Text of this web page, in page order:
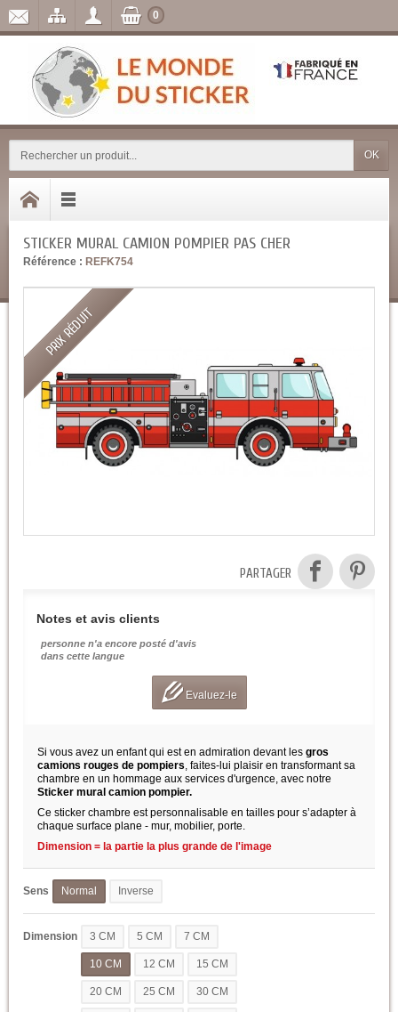
OK
0
STICKER MURAL CAMION POMPIER PAS CHER
Référence : REFK754
PRIX RÉDUIT
PARTAGER
Notes et avis clients
personne n'a encore posté d'avis
dans cette langue
Evaluez-le
Si vous avez un enfant qui est en admiration devant les gros
camions rouges de pompiers, faites-lui plaisir en transformant sa
chambre en un hommage aux services d'urgence, avec notre
Sticker mural camion pompier.
Ce sticker chambre est personnalisable en tailles pour s’adapter à
chaque surface plane - mur, mobilier, porte.
Dimension = la partie la plus grande de l'image
Sens Normal Inverse
Dimension 3 CM 5 CM 7 CM
10 CM 12 CM 15 CM
20 CM 25 CM 30 CM